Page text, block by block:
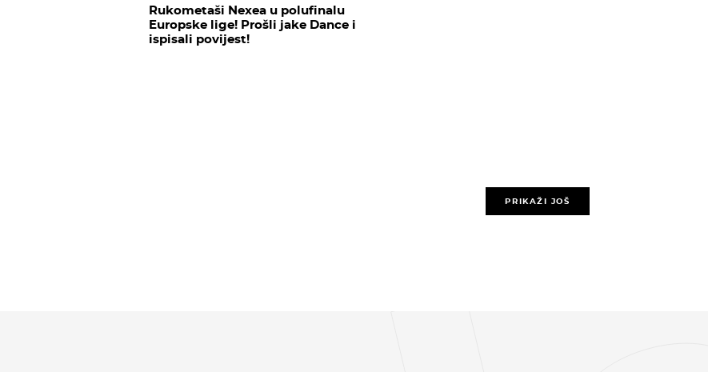
Rukometaši Nexea u polufinalu
Europske lige! Prošli jake Dance i
ispisali povijest!
PRIKAŽI JOŠ